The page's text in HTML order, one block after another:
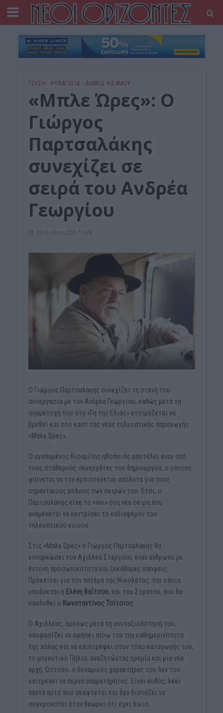
ΓΕΎΣΗ - ΨΥΧΑΓΩΓΊΑ • ΔΉΜΟΣ ΚΙΣΆΜΟΥ
«Μπλε Ώρες»: Ο
Γιώργος
Παρτσαλάκης
συνεχίζει σε
σειρά του Ανδρέα
Γεωργίου
29 Ιουνίου 2026 17:39
Ο Γιώργος Παρτσαλάκης συνεχίζει τη στενή του
συνεργασία με τον Ανδρέα Γεωργίου, καθώς μετά τη
συμμετοχή του στη «Γη της Ελιάς» ετοιμάζεται να
βρεθεί και στο καστ της νέας τηλεοπτικής παραγωγής
«Μπλε Ώρες».
Ο αγαπημένος Κισαμίτης ηθοποιός αποτελεί έναν από
τους σταθερούς συνεργάτες του δημιουργού, ο οποίος
φαίνεται να τον εμπιστεύεται απόλυτα για τους
σημαντικούς ρόλους των σειρών του. Έτσι, ο
Παρτσαλάκης είπε το «ναι» στη νέα σειρά που
αναμένεται να κεντρίσει το ενδιαφέρον του
τηλεοπτικού κοινού.
Στις «Μπλε Ώρες» ο Γιώργος Παρτσαλάκης θα
ενσαρκώσει τον Αχιλλέα Στεργίου, έναν άνθρωπο με
έντονη προσωπικότητα και ξεκάθαρες απόψεις.
Πρόκειται για τον πατέρα της Νικολέτας, την οποία
υποδύεται η Ελένη Βαΐτσου, και του Στράτου, που θα
υποδυθεί ο Κωνσταντίνος Τσίτσιος.
Ο Αχιλλέας, αμέσως μετά τη συνταξιοδότησή του,
αποφασίζει να αφήσει πίσω του την καθημερινότητα
της πόλης και να επιστρέψει στον τόπο καταγωγής του,
το μαγευτικό Πήλιο, αναζητώντας ηρεμία και μια νέα
αρχή. Ωστόσο, ο δυναμικός χαρακτήρας του δεν του
επιτρέπει να περνά απαρατήρητος. Είναι ευθύς, λέει
πάντα αυτό που σκέφτεται και δεν διστάζει να
συγκρουστεί όταν θεωρεί ότι έχει δίκιο.